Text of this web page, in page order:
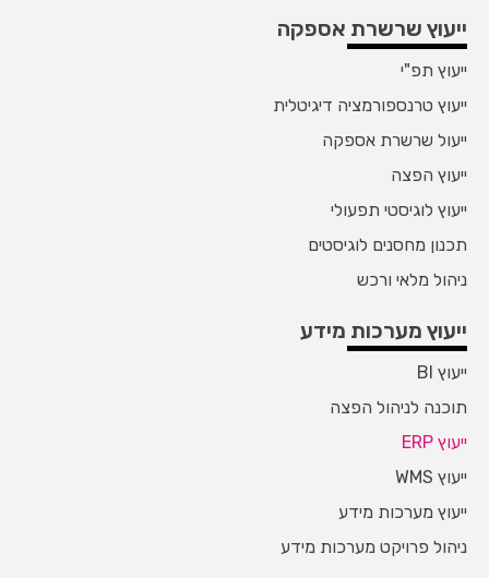
ייעוץ שרשרת אספקה
ייעוץ תפ"י
ייעוץ טרנספורמציה דיגיטלית
ייעול שרשרת אספקה
ייעוץ הפצה
ייעוץ לוגיסטי תפעולי
תכנון מחסנים לוגיסטים
ניהול מלאי ורכש
ייעוץ מערכות מידע
ייעוץ BI
תוכנה לניהול הפצה
ייעוץ ERP
ייעוץ WMS
ייעוץ מערכות מידע
ניהול פרויקט מערכות מידע